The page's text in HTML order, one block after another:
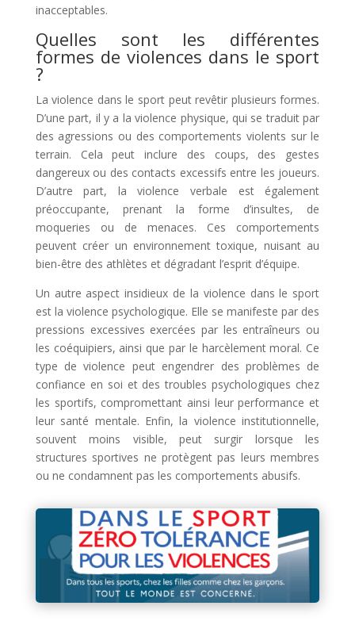
inacceptables.
Quelles sont les différentes
formes de violences dans le sport
?
La violence dans le sport peut revêtir plusieurs formes.
D’une part, il y a la violence physique, qui se traduit par
des agressions ou des comportements violents sur le
terrain. Cela peut inclure des coups, des gestes
dangereux ou des contacts excessifs entre les joueurs.
D’autre part, la violence verbale est également
préoccupante, prenant la forme d’insultes, de
moqueries ou de menaces. Ces comportements
peuvent créer un environnement toxique, nuisant au
bien-être des athlètes et dégradant l’esprit d’équipe.
Un autre aspect insidieux de la violence dans le sport
est la violence psychologique. Elle se manifeste par des
pressions excessives exercées par les entraîneurs ou
les coéquipiers, ainsi que par le harcèlement moral. Ce
type de violence peut engendrer des problèmes de
confiance en soi et des troubles psychologiques chez
les sportifs, compromettant ainsi leur performance et
leur santé mentale. Enfin, la violence institutionnelle,
souvent moins visible, peut surgir lorsque les
structures sportives ne protègent pas leurs membres
ou ne condamnent pas les comportements abusifs.